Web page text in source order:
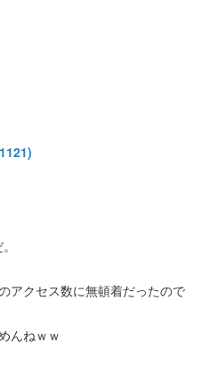
アクセス数に無頓着だったので
んねｗｗ